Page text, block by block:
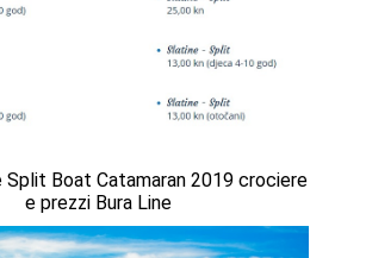
Split Boat Catamaran 2019 crociere
e prezzi Bura Line